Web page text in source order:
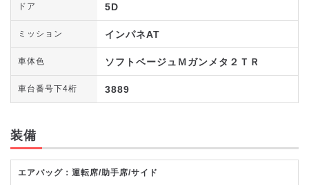
ドア 5D
ミッション インパネAT
車体色 ソフトベージュＭガンメタ２ＴＲ
車台番号下4桁 3889
装備
エアバッグ：運転席/助手席/サイド